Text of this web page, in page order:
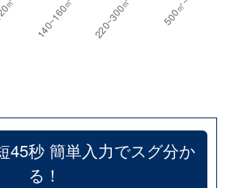
45秒 簡単入力でスグ分か
る！